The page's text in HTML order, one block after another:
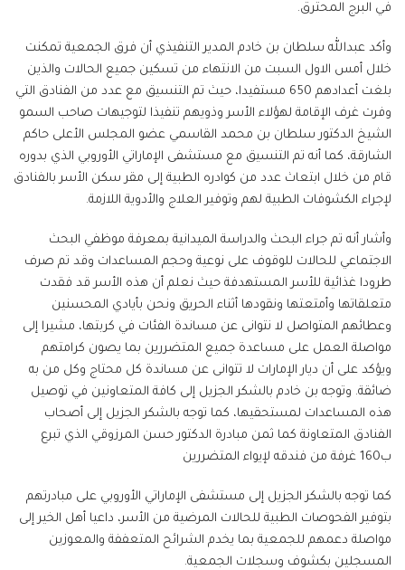
في البرج المحترق.
وأكد عبدالله سلطان بن خادم المدير التنفيذي أن فرق الجمعية تمكنت
خلال أمس الاول السبت من الانتهاء من تسكين جميع الحالات والذين
بلغت أعدادهم 650 مستفيدا، حيث تم التنسيق مع عدد من الفنادق التي
وفرت غرف الإقامة لهؤلاء الأسر وذويهم تنفيذا لتوجيهات صاحب السمو
الشيخ الدكتور سلطان بن محمد القاسمي عضو المجلس الأعلى حاكم
الشارقة، كما أنه تم التنسيق مع مستشفى الإماراتي الأوروبي الذي بدوره
قام من خلال ابتعاث عدد من كوادره الطبية إلى مقر سكن الأسر بالفنادق
لإجراء الكشوفات الطبية لهم وتوفير العلاج والأدوية اللازمة.
وأشار أنه تم جراء البحث والدراسة الميدانية بمعرفة موظفي البحث
الاجتماعي للحالات للوقوف على نوعية وحجم المساعدات وقد تم صرف
طرودا غذائية للأسر المستهدفة حيث نعلم أن هذه الأسر قد فقدت
متعلقاتها وأمتعتها ونقودها أثناء الحريق ونحن بأيادي المحسنين
وعطائهم المتواصل لا نتوانى عن مساندة الفئات في كربتها، مشيرا إلى
مواصلة العمل على مساعدة جميع المتضررين بما يصون كرامتهم
ويؤكد على أن ديار الإمارات لا تتوانى عن مساندة كل محتاج وكل من به
ضائقة. وتوجه بن خادم بالشكر الجزيل إلى كافة المتعاونين في توصيل
هذه المساعدات لمستحقيها، كما توجه بالشكر الجزيل إلى أصحاب
الفنادق المتعاونة كما ثمن مبادرة الدكتور حسن المرزوقي الذي تبرع
ب160 غرفة من فندقه لإيواء المتضررين
كما توجه بالشكر الجزيل إلى مستشفى الإماراتي الأوروبي على مبادرتهم
بتوفير الفحوصات الطبية للحالات المرضية من الأسر، داعيا أهل الخير إلى
مواصلة دعمهم للجمعية بما يخدم الشرائح المتعففة والمعوزين
المسجلين بكشوف وسجلات الجمعية.